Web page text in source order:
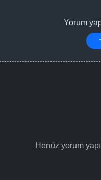
Yorum
Henüz yorum